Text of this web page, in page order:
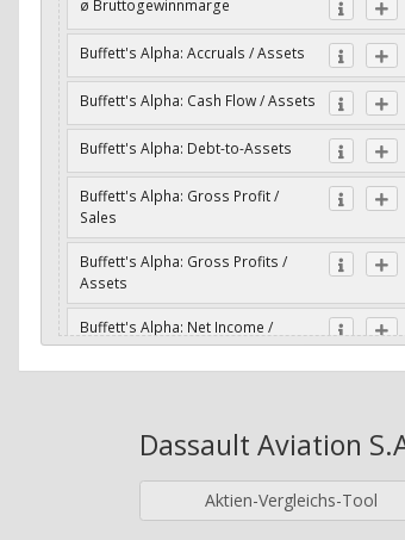
ø Bruttogewinnmarge
Buffett's Alpha: Accruals / Assets
Buffett's Alpha: Cash Flow / Assets
Buffett's Alpha: Debt-to-Assets
Buffett's Alpha: Gross Profit /
Sales
Buffett's Alpha: Gross Profits /
Assets
Buffett's Alpha: Net Income /
Assets
Buffett's Alpha: Wachstum Gross
Profit / Sales
Buffett's Alpha: Wachstum
Dassault Aviation
Aktien-Vergleichs-Tool